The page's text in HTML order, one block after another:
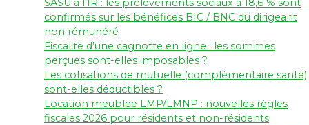
confirmés sur les bénéfices BIC / BNC du dirigeant
non rémunéré
Fiscalité d’une cagnotte en ligne : les sommes
perçues sont-elles imposables ?
Les cotisations de mutuelle (complémentaire santé)
sont-elles déductibles ?
Location meublée LMP/LMNP : nouvelles règles
fiscales 2026 pour résidents et non-résidents